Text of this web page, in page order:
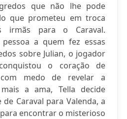
que não lhe pode
que prometeu em troca
irmãs para o Caraval.
a quem fez essas
sobre Julian, o jogador
o coração de
medo de revelar a
a ama, Tella decide
Caraval para Valenda, a
encontrar o misterioso